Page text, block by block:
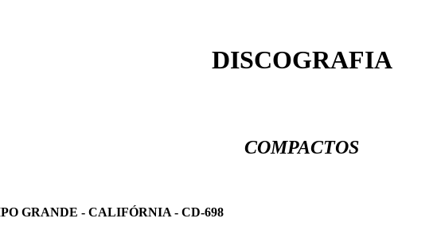
DISCOGRAFIA
COMPACTOS
GRANDE - CALIFÓRNIA - CD-698